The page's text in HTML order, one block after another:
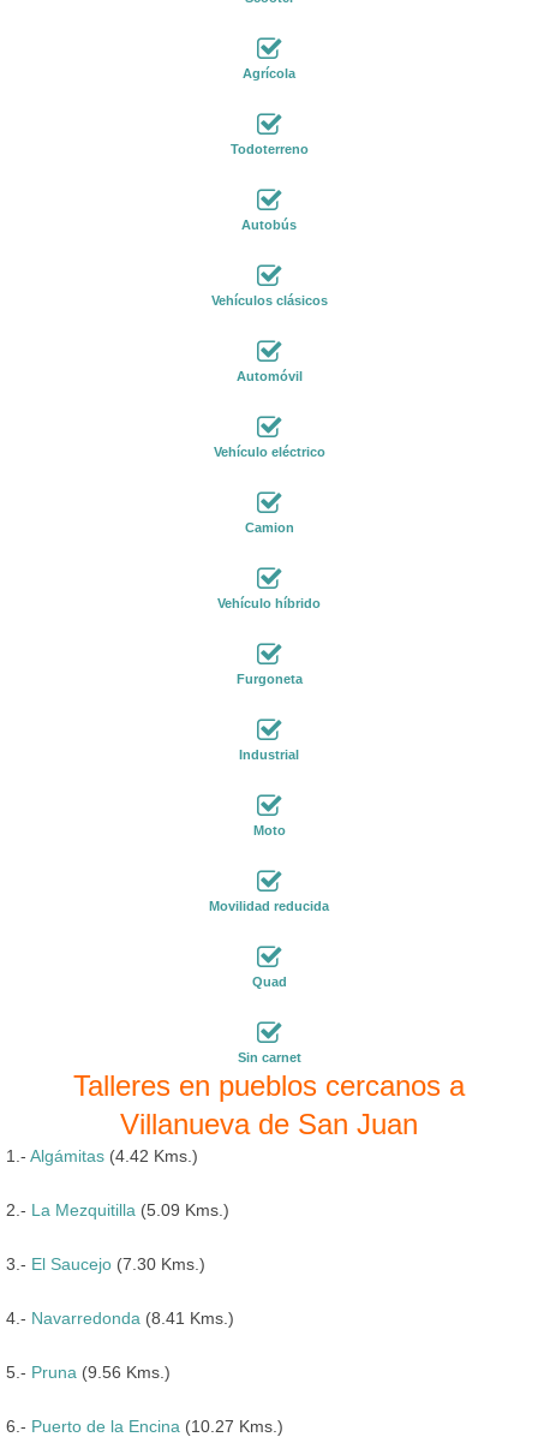
Agrícola
Todoterreno
Autobús
Vehículos clásicos
Automóvil
Vehículo eléctrico
Camion
Vehículo híbrido
Furgoneta
Industrial
Moto
Movilidad reducida
Quad
Sin carnet
Talleres en pueblos cercanos a
Villanueva de San Juan
1.- Algámitas (4.42 Kms.)
2.- La Mezquitilla (5.09 Kms.)
3.- El Saucejo (7.30 Kms.)
4.- Navarredonda (8.41 Kms.)
5.- Pruna (9.56 Kms.)
6.- Puerto de la Encina (10.27 Kms.)